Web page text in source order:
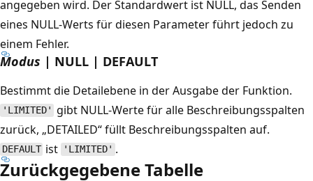
angegeben wird. Der Standardwert ist NULL, das Senden
eines NULL-Werts für diesen Parameter führt jedoch zu
einem Fehler.
Modus | NULL | DEFAULT
Bestimmt die Detailebene in der Ausgabe der Funktion.
'LIMITED'
gibt NULL-Werte für alle Beschreibungsspalten
zurück, „DETAILED“ füllt Beschreibungsspalten auf.
DEFAULT ist 'LIMITED' .
Zurückgegebene Tabelle